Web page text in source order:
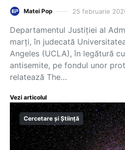
Matei Pop 25 februarie
Departamentul Justiției al
marți, în judecată
Angeles (UCLA), în legătură
antisemite, pe fondul unor
relatează The…
Vezi articolul
Cercetare și Știință